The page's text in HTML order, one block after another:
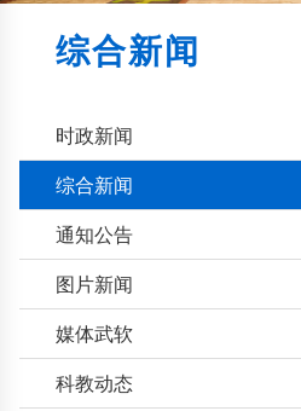
综合新闻
时政新闻
综合新闻
通知公告
图片新闻
媒体武软
科教动态